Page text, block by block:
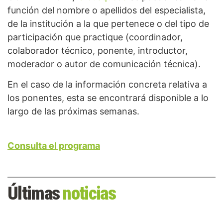
función del nombre o apellidos del especialista,
de la institución a la que pertenece o del tipo de
participación que practique (coordinador,
colaborador técnico, ponente, introductor,
moderador o autor de comunicación técnica).
En el caso de la información concreta relativa a
los ponentes, esta se encontrará disponible a lo
largo de las próximas semanas.
Consulta el programa
Últimasnoticias